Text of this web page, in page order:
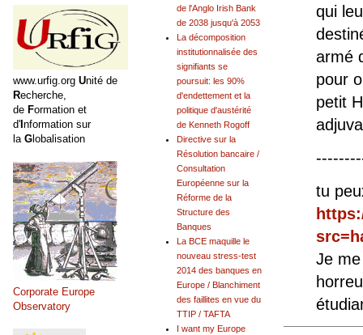
qui
armé
pour
petit
tu
Je
de l'Anglo Irish Bank
de 2038 jusqu'à 2053
La décomposition
institutionnalisée des
signifiants se
poursuit: les 90%
d'endettement et la
politique d'austérité
de Kenneth Rogoff
Directive sur la
Résolution bancaire /
Consultation
Européenne sur la
Réforme de la
Structure des
Banques
La BCE maquille le
nouveau stress-test
2014 des banques en
Europe / Blanchiment
des faillites en vue du
TTIP / TAFTA
I want my Europe
www.urfig.org Unité de
Recherche,
de Formation et
d'Information sur
la Globalisation
Corporate Europe
Observatory